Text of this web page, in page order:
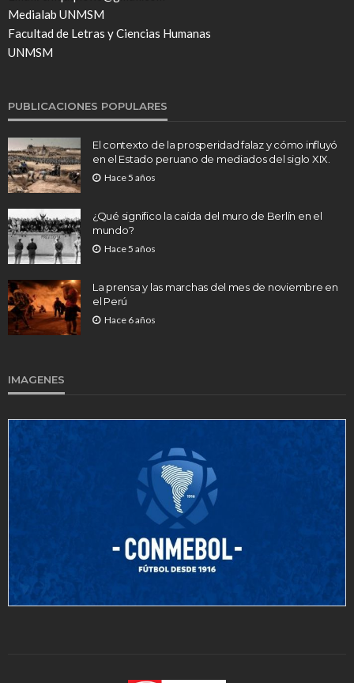
Medialab UNMSM
Facultad de Letras y Ciencias Humanas
UNMSM
PUBLICACIONES POPULARES
El contexto de la prosperidad falaz y cómo influyó
en el Estado peruano de mediados del siglo XIX.
Hace 5 años
¿Qué significo la caída del muro de Berlín en el
mundo?
Hace 5 años
La prensa y las marchas del mes de noviembre en
el Perú
Hace 6 años
IMAGENES